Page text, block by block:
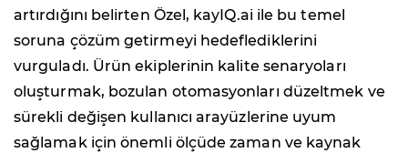
artırdığını belirten Özel, kayIQ.ai ile bu temel
soruna çözüm getirmeyi hedeflediklerini
vurguladı. Ürün ekiplerinin kalite senaryoları
oluşturmak, bozulan otomasyonları düzeltmek ve
sürekli değişen kullanıcı arayüzlerine uyum
sağlamak için önemli ölçüde zaman ve kaynak